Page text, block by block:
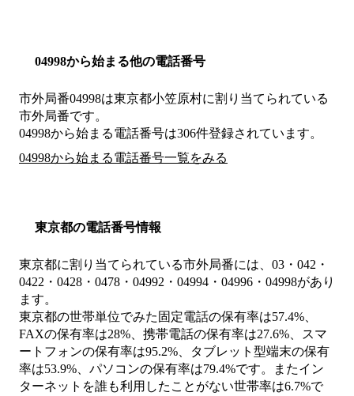
04998から始まる他の電話番号
市外局番04998は東京都小笠原村に割り当てられている
市外局番です。
04998から始まる電話番号は306件登録されています。
04998から始まる電話番号一覧をみる
東京都の電話番号情報
東京都に割り当てられている市外局番には、03・042・
0422・0428・0478・04992・04994・04996・04998があり
ます。
東京都の世帯単位でみた固定電話の保有率は57.4%、
FAXの保有率は28%、携帯電話の保有率は27.6%、スマ
ートフォンの保有率は95.2%、タブレット型端末の保有
率は53.9%、パソコンの保有率は79.4%です。またイン
ターネットを誰も利用したことがない世帯率は6.7%で